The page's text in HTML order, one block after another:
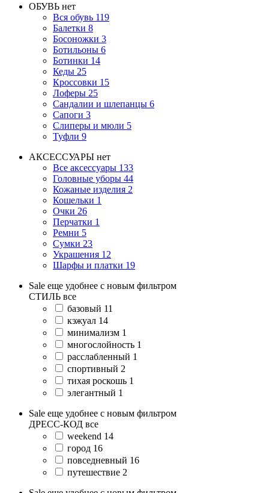
ОБУВЬ нет
Вся обувь 119
Балетки 8
Босоножки 3
Ботильоны 6
Ботинки 14
Кеды 25
Кроссовки 15
Лоферы 25
Сандалии и шлепанцы 6
Сапоги 3
Слиперы и мюли 5
Туфли 9
АКСЕССУАРЫ нет
Все аксессуары 133
Головные уборы 44
Кожаные изделия 2
Кошельки 1
Очки 26
Перчатки 1
Ремни 5
Сумки 23
Украшения 12
Шарфы и платки 19
Sale еще удобнее с новым фильтром
СТИЛЬ все
базовый 11
кэжуал 14
минимализм 1
многослойность 1
расслабленный 1
спортивный 2
тихая роскошь 1
элегантный 1
Sale еще удобнее с новым фильтром
ДРЕСС-КОД все
weekend 14
город 16
повседневный 16
путешествие 2